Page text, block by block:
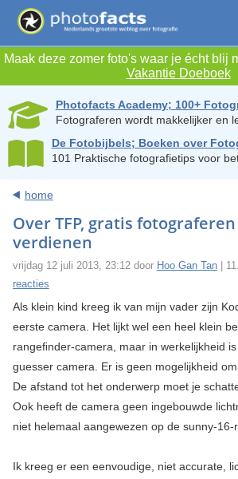
Maak deze zomer foto's waar je écht blij
Vakantie Doeboek
Photofacts Academy; 100+
Fotograferen wordt makkelijker en
De Fotobijbels; Boeken over
101 Praktische fotografietips voor
home
Over TFP, gratis
verdienen
vrijdag 12 juli 2013, 23:12 door Hoo Gan Tan|
reacties
Als klein kind kreeg ik van mijn vader zijn
eerste camera. Het lijkt wel een heel klein
rangeﬁnder-camera, maar in werkelijkheid
guesser camera. Er is geen mogelijkheid
De afstand tot het onderwerp moet je
Ook heeft de camera geen ingebouwde
niet helemaal aangewezen op de sunny-16-
Ik kreeg er een eenvoudige, niet accurate,